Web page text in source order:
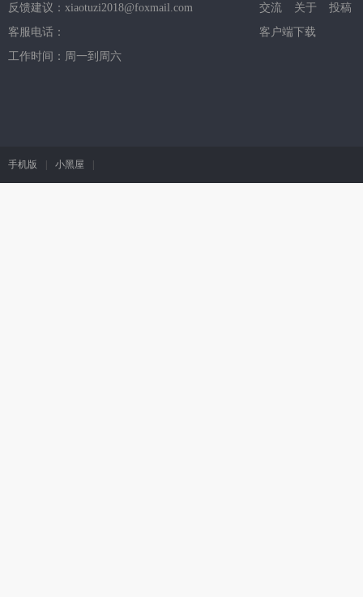
反馈建议：xiaotuzi2018@foxmail.com
客服电话：
工作时间：周一到周六
交流 关于
投稿
客户端下载
手机版 小黑屋